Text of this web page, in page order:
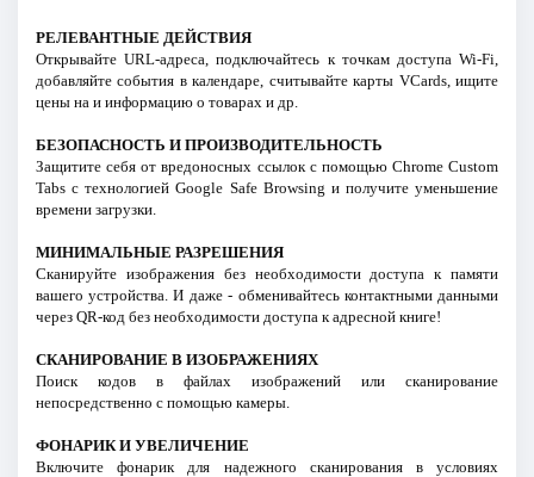
РЕЛЕВАНТНЫЕ ДЕЙСТВИЯ
Открывайте URL-адреса, подключайтесь к точкам доступа Wi-Fi,
добавляйте события в календаре, считывайте карты VCards, ищите
цены на и информацию о товарах и др.
БЕЗОПАСНОСТЬ И ПРОИЗВОДИТЕЛЬНОСТЬ
Защитите себя от вредоносных ссылок с помощью Chrome Custom
Tabs с технологией Google Safe Browsing и получите уменьшение
времени загрузки.
МИНИМАЛЬНЫЕ РАЗРЕШЕНИЯ
Сканируйте изображения без необходимости доступа к памяти
вашего устройства. И даже - обменивайтесь контактными данными
через QR-код без необходимости доступа к адресной книге!
СКАНИРОВАНИЕ В ИЗОБРАЖЕНИЯХ
Поиск кодов в файлах изображений или сканирование
непосредственно с помощью камеры.
ФОНАРИК И УВЕЛИЧЕНИЕ
Включите фонарик для надежного сканирования в условиях